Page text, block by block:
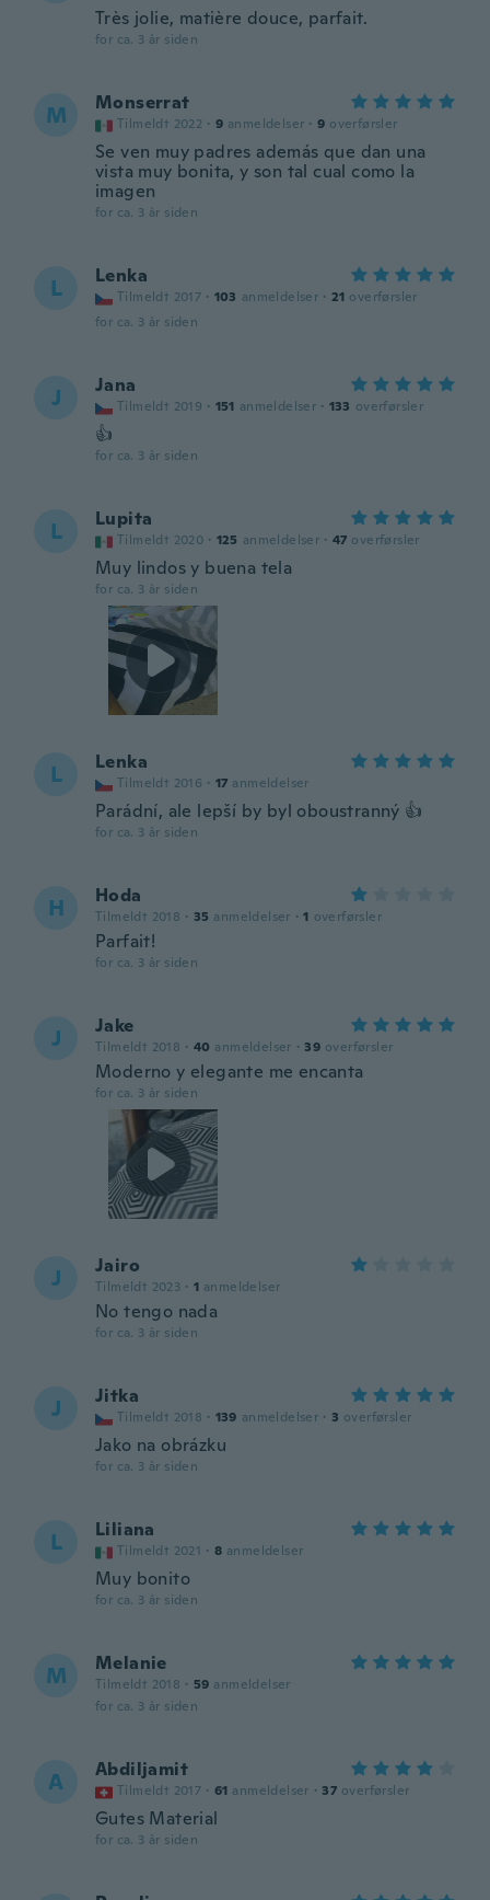
Très jolie, matière douce, parfait.
for ca. 3 år siden
M Monserrat
Tilmeldt 2022 · 9 anmeldelser · 9 overførsler
Se ven muy padres además que dan una
vista muy bonita, y son tal cual como la
imagen
for ca. 3 år siden
L Lenka
Tilmeldt 2017 · 103 anmeldelser · 21 overførsler
for ca. 3 år siden
J Jana
Tilmeldt 2019 · 151 anmeldelser · 133 overførsler
👍
for ca. 3 år siden
L Lupita
Tilmeldt 2020 · 125 anmeldelser · 47 overførsler
Muy lindos y buena tela
for ca. 3 år siden
L Lenka
Tilmeldt 2016 · 17 anmeldelser
Parádní, ale lepší by byl oboustranný 👍
for ca. 3 år siden
H Hoda
Tilmeldt 2018 · 35 anmeldelser · 1 overførsler
Parfait!
for ca. 3 år siden
J Jake
Tilmeldt 2018 · 40 anmeldelser · 39 overførsler
Moderno y elegante me encanta
for ca. 3 år siden
J Jairo
Tilmeldt 2023 · 1 anmeldelser
No tengo nada
for ca. 3 år siden
J Jitka
Tilmeldt 2018 · 139 anmeldelser · 3 overførsler
Jako na obrázku
for ca. 3 år siden
L Liliana
Tilmeldt 2021 · 8 anmeldelser
Muy bonito
for ca. 3 år siden
M Melanie
Tilmeldt 2018 · 59 anmeldelser
for ca. 3 år siden
A Abdiljamit
Tilmeldt 2017 · 61 anmeldelser · 37 overførsler
Gutes Material
for ca. 3 år siden